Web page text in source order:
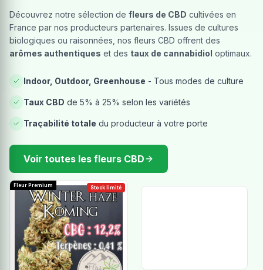
Découvrez notre sélection de fleurs de CBD cultivées en
France par nos producteurs partenaires. Issues de cultures
biologiques ou raisonnées, nos fleurs CBD offrent des
arômes authentiques et des taux de cannabidiol optimaux.
Indoor, Outdoor, Greenhouse - Tous modes de culture
Taux CBD de 5% à 25% selon les variétés
Traçabilité totale du producteur à votre porte
Voir toutes les fleurs CBD
Stock limité
Fleur Premium